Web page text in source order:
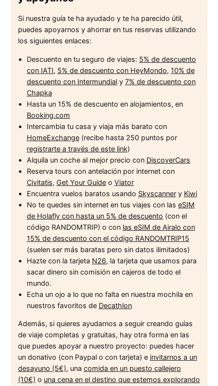
Si nuestra guía te ha ayudado y te ha parecido útil,
puedes apoyarnos y ahorrar en tus reservas utilizando
los siguientes enlaces:
Descuento en tu seguro de viajes: 5% de descuento
con IATI, 5% de descuento con HeyMondo, 10% de
descuento con Intermundialy 7% de descuento con
Chapka
Hasta un 15% de descuento en alojamientos, en
Booking.com
Intercambia tu casa y viaja más barato con
HomeExchange(recibe hasta 250 puntos por
registrarte a través de este link)
Alquila un coche al mejor precio con DiscoverCars
Reserva tours con antelación por internet con
Civitatis, Get Your Guideo Viator
Encuentra vuelos baratos usando Skyscannery Kiwi
No te quedes sin internet en tus viajes con las eSIM
de Holafly con hasta un 5% de descuento (con el
código RANDOMTRIP) o con las eSIM de Airalo con
15% de descuento con el código RANDOMTRIP15
(suelen ser más baratas pero sin datos ilimitados)
Hazte con la tarjeta N26, la tarjeta que usamos para
sacar dinero sin comisión en cajeros de todo el
mundo.
Echa un ojo a lo que no falta en nuestra mochila en
nuestros favoritos de Decathlon
Además, si quieres ayudarnos a seguir creando guías
de viaje completas y gratuitas, hay otra forma en las
que puedes apoyar a nuestro proyecto: puedes hacer
un donativo (con Paypal o con tarjeta) e invitarnos a un
desayuno (5€), una comida en un puesto callejero
(10€) o una cena en el destino que estemos explorando